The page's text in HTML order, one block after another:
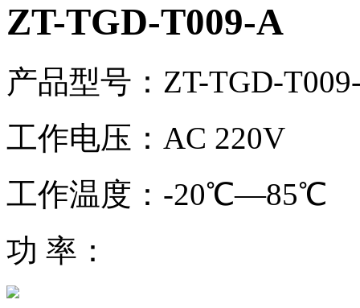
ZT-TGD-T009-A
产品型号：ZT-TGD-
工作电压：AC 220V
工作温度：-20℃—85℃
功 率：